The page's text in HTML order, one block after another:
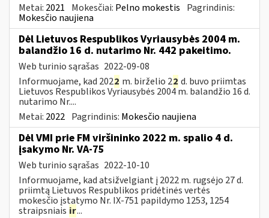
Metai: 2021 Mokesčiai: Pelno mokestis Pagrindinis:
Mokesčio naujiena
Dėl Lietuvos Respublikos Vyriausybės 2004 m.
balandžio 16 d. nutarimo Nr. 442 pakeitimo.
Web turinio sąrašas 2022-09-08
Informuojame, kad 2022 m. birželio 22 d. buvo priimtas
Lietuvos Respublikos Vyriausybės 2004 m. balandžio 16 d.
nutarimo Nr....
Metai: 2022 Pagrindinis: Mokesčio naujiena
Dėl VMI prie FM viršininko 2022 m. spalio 4 d.
įsakymo Nr. VA-75
Web turinio sąrašas 2022-10-10
Informuojame, kad atsižvelgiant į 2022 m. rugsėjo 27 d.
priimtą Lietuvos Respublikos pridėtinės vertės
mokesčio įstatymo Nr. IX-751 papildymo 1253, 1254
straipsniais ir...